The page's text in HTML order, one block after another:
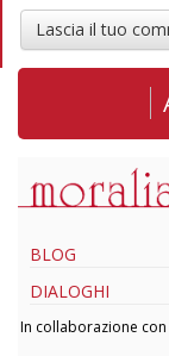
Lascia il tuo
BLOG
DIALOGHI
In collaborazione